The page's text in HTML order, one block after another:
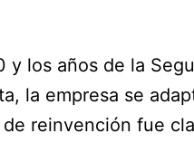
los años de la
la empresa se
reinvención fue